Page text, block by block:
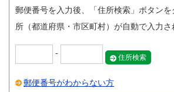
郵便番号を入力後、「住所検索」ボタン
所（都道府県・市区町村）が自動で入力さ
-
住所検索
郵便番号がわからない方